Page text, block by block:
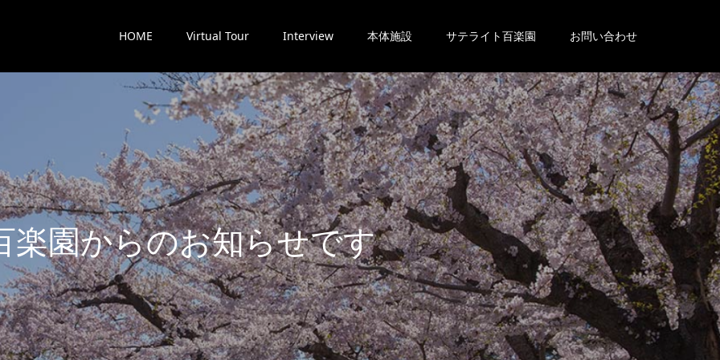
HOME Virtual Tour Interview 本体施設 サテライト百楽園 お問い合わせ
楽園からのお知らせです。
最